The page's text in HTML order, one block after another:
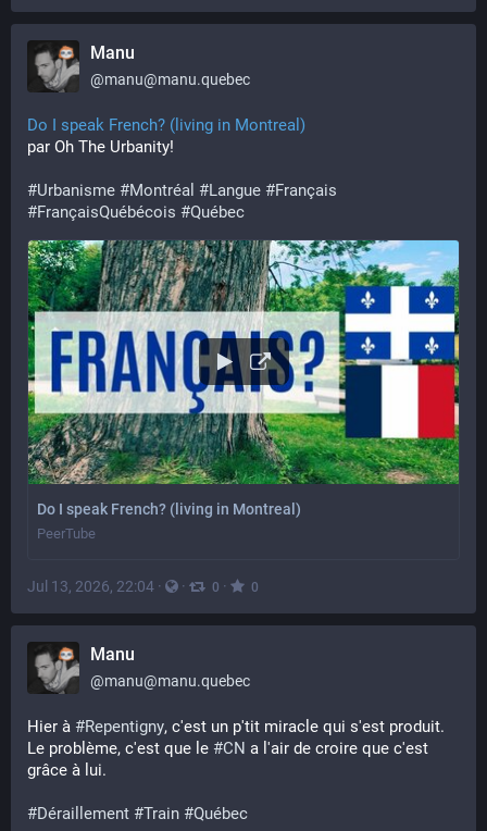
Manu
@manu@manu.quebec
Do I speak French? (living in Montreal)
par Oh The Urbanity!
#Urbanisme #Montréal #Langue #Français
#FrançaisQuébécois #Québec
Do I speak French? (living in Montreal)
PeerTube
Jul 13, 2026, 22:04 · · 0 · 0
Manu
@manu@manu.quebec
Hier à #Repentigny, c'est un p'tit miracle qui s'est produit.
Le problème, c'est que le #CN a l'air de croire que c'est
grâce à lui.
#Déraillement #Train #Québec